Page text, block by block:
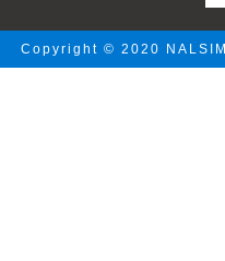
Copyright © 2020